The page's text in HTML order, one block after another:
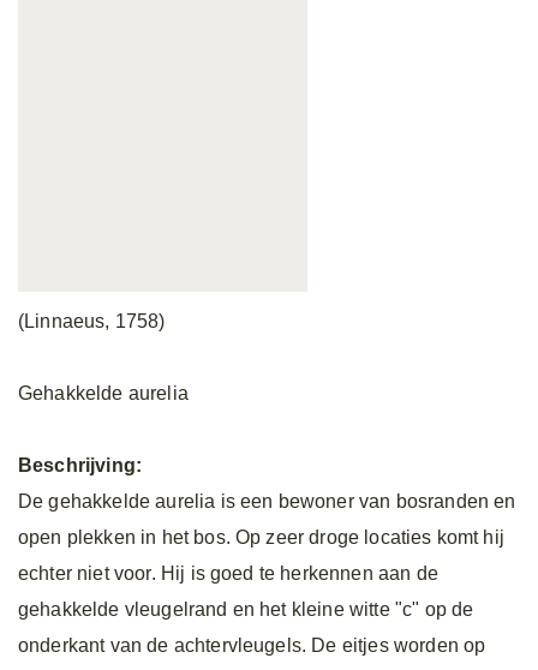
(Linnaeus, 1758)
Gehakkelde aurelia
Beschrijving:
De gehakkelde aurelia is een bewoner van bosranden en
open plekken in het bos. Op zeer droge locaties komt hij
echter niet voor. Hij is goed te herkennen aan de
gehakkelde vleugelrand en het kleine witte "c" op de
onderkant van de achtervleugels. De eitjes worden op